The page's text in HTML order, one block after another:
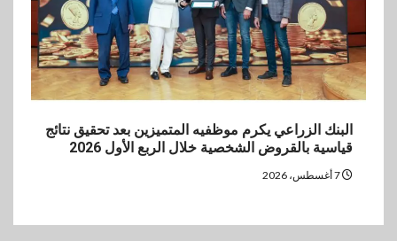
البنك الزراعي يكرم موظفيه المتميزين بعد تحقيق نتائج
قياسية بالقروض الشخصية خلال الربع الأول 2026